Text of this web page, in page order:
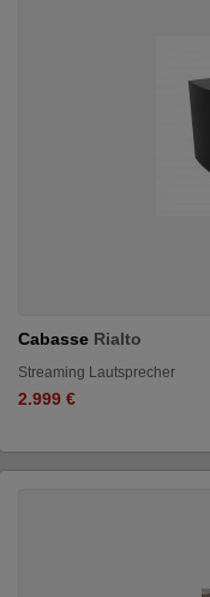
Cabasse Rialto
Streaming Lautsprecher
2.999 €